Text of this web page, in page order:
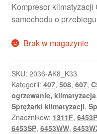
Kompresor
samochodu o
Brak w magazynie
SKU: 2036-AK8_K33
Kategorii: 407, 508, 607,
ogrzewanie, klimatyzacja,
Sprężarki klimatyzacji,
Znaczników: 1311F,
6453SP, 6453WW,